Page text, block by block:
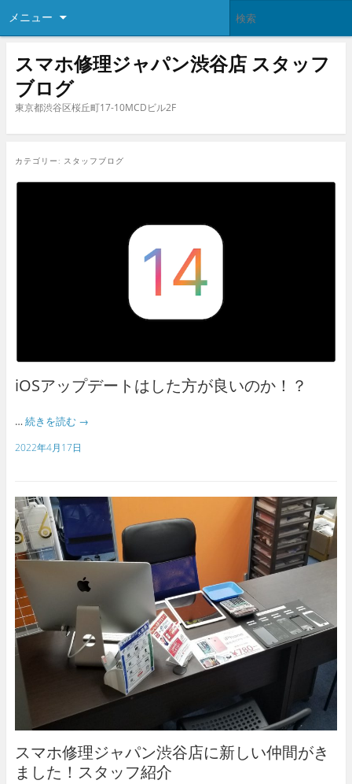
メニュー
スマホ修理ジャパン渋谷店 スタッフ
ブログ
東京都渋谷区桜丘町17-10MCDビル2F
カテゴリー: スタッフブログ
iOSアップデートはした方が良いのか！？
… 続きを読む →
2022年4月17日
スマホ修理ジャパン渋谷店に新しい仲間がき
ました！スタッフ紹介